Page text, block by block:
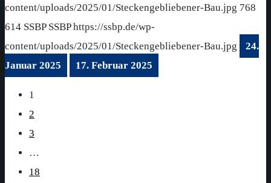
content/uploads/2025/01/Steckengebliebener-Bau.jpg 768
614 SSBP SSBP https://ssbp.de/wp-
content/uploads/2025/01/Steckengebliebener-Bau.jpg
24.
Januar 2025
17. Februar 2025
1
2
3
…
18